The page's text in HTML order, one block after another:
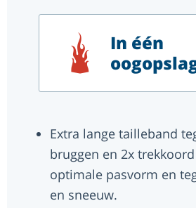
In één
Extra lange tailleband
bruggen en 2x
optimale pasvorm en
en sneeuw.